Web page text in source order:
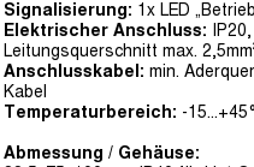
Signalisierung: 1x LED
Elektrischer Anschluss:
Leitungsquerschnitt max.
Anschlusskabel: min.
Kabel
Temperaturbereich: -
Abmessung / Gehäuse: